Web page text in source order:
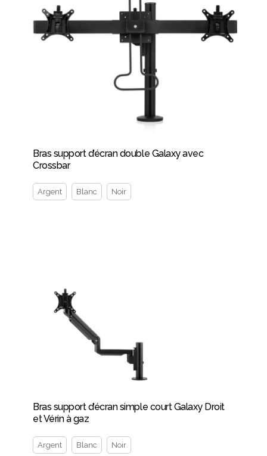
Bras support d’écran double Galaxy avec
Crossbar
Argent Blanc Noir
Bras support d’écran simple court Galaxy Droit
et Vérin à gaz
Argent Blanc Noir